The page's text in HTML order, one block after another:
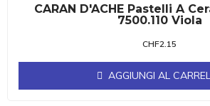
CARAN D'ACHE Pastelli A
7500.110 Viola
CHF2.15
AGGIUNGI AL